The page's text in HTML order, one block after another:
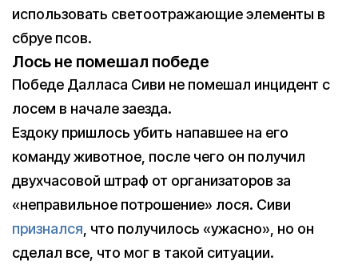
использовать светоотражающие элементы в
сбруе псов.
Лось не помешал победе
Победе Далласа Сиви не помешал инцидент с
лосем в начале заезда.
Ездоку пришлось убить напавшее на его
команду животное, после чего он получил
двухчасовой штраф от организаторов за
«неправильное потрошение» лося. Сиви
признался, что получилось «ужасно», но он
сделал все, что мог в такой ситуации.